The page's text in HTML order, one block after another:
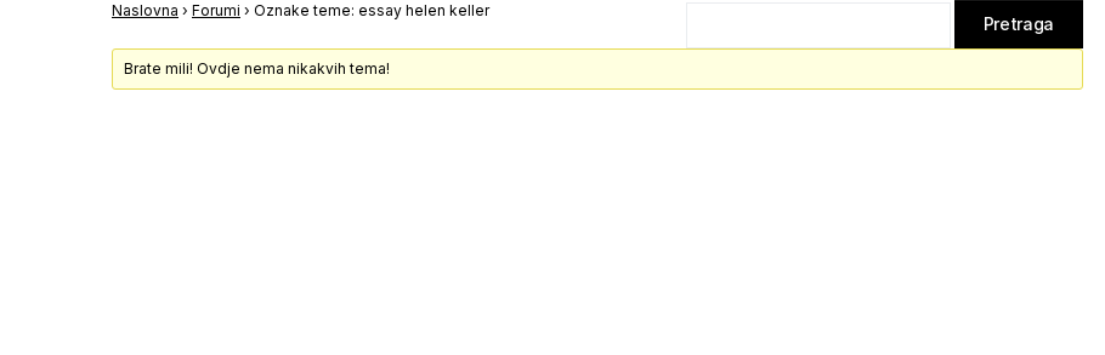
Naslovna › Forumi › Oznake teme: essay helen keller
Brate mili! Ovdje nema nikakvih tema!